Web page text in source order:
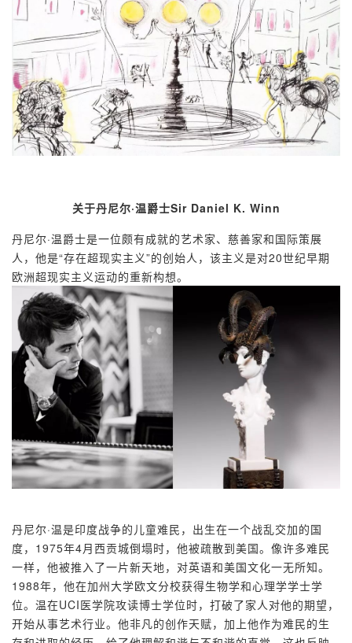
关于丹尼尔·温爵士Sir Daniel K. Winn
丹尼尔·温爵士是一位颇有成就的艺术家、慈善家和国际策展
人，他是“存在超现实主义”的创始人，该主义是对20世纪早期
欧洲超现实主义运动的重新构想。
丹尼尔·温是印度战争的儿童难民，出生在一个战乱交加的国
度，1975年4月西贡城倒塌时，他被疏散到美国。像许多难民
一样，他被推入了一片新天地，对英语和美国文化一无所知。
1988年，他在加州大学欧文分校获得生物学和心理学学士学
位。温在UCI医学院攻读博士学位时，打破了家人对他的期望，
开始从事艺术行业。他非凡的创作天赋，加上他作为难民的生